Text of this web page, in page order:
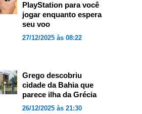
PlayStation para você
jogar enquanto espera
seu voo
27/12/2025 às 08:22
Grego descobriu
cidade da Bahia que
parece ilha da Grécia
26/12/2025 às 21:30